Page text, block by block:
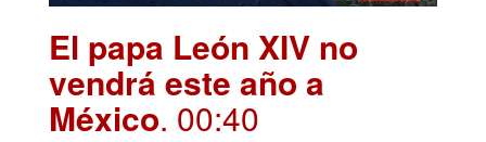
El papa León XIV no
vendrá este año a
México. 00:40